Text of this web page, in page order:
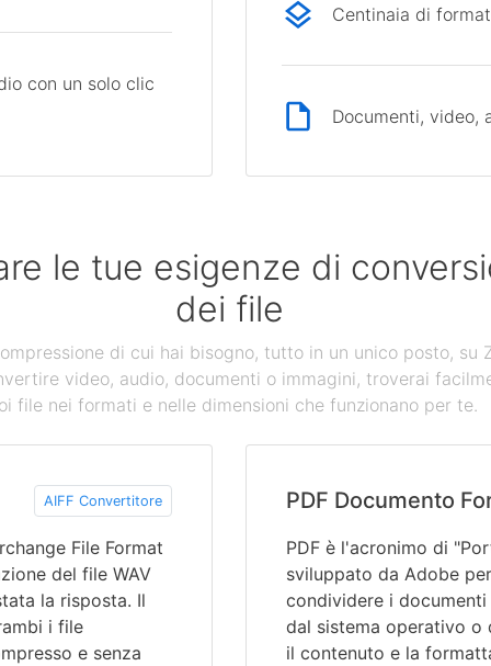
con un solo clic
Centinaia di
Documenti, video,
le tue esigenze di
dei file
di cui hai bisogno, tutto in un unico posto, su
video, audio, documenti o immagini, troverai
file nei formati e nelle dimensioni che funzionano per te.
AIFF Convertitore
File Format
del file WAV
la risposta. Il
i file
e senza
PDF Documento
PDF è l'acronimo di
sviluppato da Adobe
condividere i
dal sistema operativo o
il contenuto e la